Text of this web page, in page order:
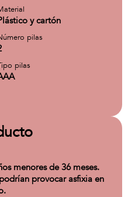
y cartón
pilas
pilas
menores de 36 meses.
provocar asfixia en